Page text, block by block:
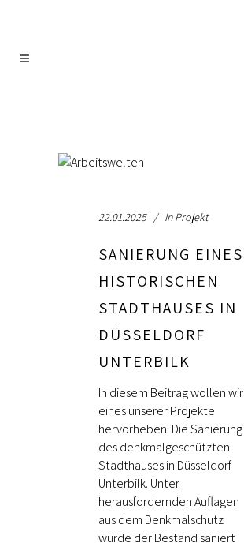
22.01.2025 In Projekt
SANIERUNG EINES
HISTORISCHEN
STADTHAUSES IN
DÜSSELDORF
UNTERBILK
In diesem Beitrag wollen wir
eines unserer Projekte
hervorheben: Die Sanierung
des denkmalgeschützten
Stadthauses in Düsseldorf
Unterbilk. Unter
herausfordernden Auflagen
aus dem Denkmalschutz
wurde der Bestand saniert